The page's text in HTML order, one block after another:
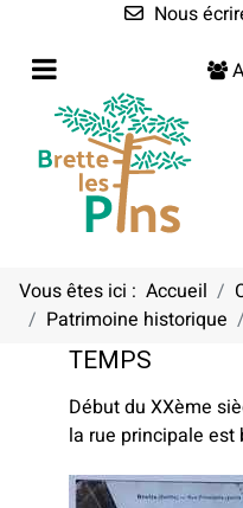
Nous
Vous êtes ici : Accueil
Patrimoine historique
LA RUE DES
TEMPS
Début du XXème
la rue principale est